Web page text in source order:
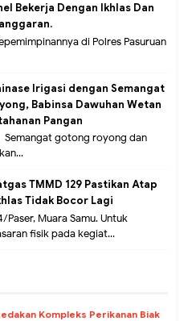
Bekerja Dengan Ikhlas Dan
di Polres Pasuruan
Irigasi dengan Semangat
Babinsa Dawuhan Wetan
Pangan
Semangat gotong royong dan
TMMD 129 Pastikan Atap
Tidak Bocor Lagi
Paser, Muara Samu. Untuk
fisik pada kegiat...
Kompleks Perikanan Biak